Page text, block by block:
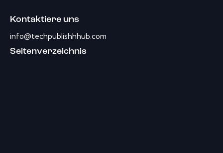
Kontaktiere uns
info@techpublishhhub.com
Seitenverzeichnis